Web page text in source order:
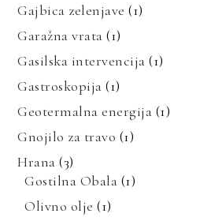
Gajbica zelenjave (1)
Garažna vrata (1)
Gasilska intervencija (1)
Gastroskopija (1)
Geotermalna energija (1)
Gnojilo za travo (1)
Hrana (3)
Gostilna Obala (1)
Olivno olje (1)